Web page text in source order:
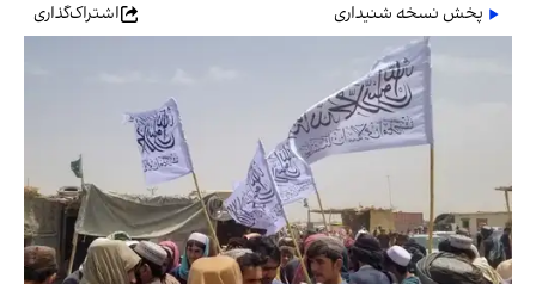
پخش نسخه شنیداری
اشتراک‌گذاری